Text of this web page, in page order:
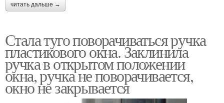
читать дальше →
Стала туго поворачиваться ручка
пластикового окна. Заклинила
ручка в открытом положении
окна, ручка не поворачивается,
окно не закрывается